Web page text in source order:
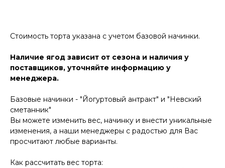
Стоимость торта указана с учетом базовой начинки.
Наличие ягод зависит от сезона и наличия у
поставщиков, уточняйте информацию у
менеджера.
Базовые начинки - "Йогуртовый антракт" и "Невский
сметанник"
Вы можете изменить вес, начинку и внести уникальные
изменения, а наши менеджеры с радостью для Вас
просчитают любые варианты.
Как рассчитать вес торта: